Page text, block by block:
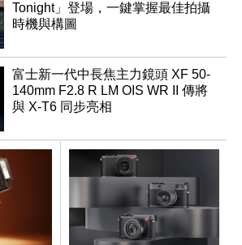
Tonight」登場，一鍵掌握最佳拍攝
時機與構圖
富士新一代中長焦主力鏡頭 XF 50-
140mm F2.8 R LM OIS WR II 傳將
與 X-T6 同步亮相